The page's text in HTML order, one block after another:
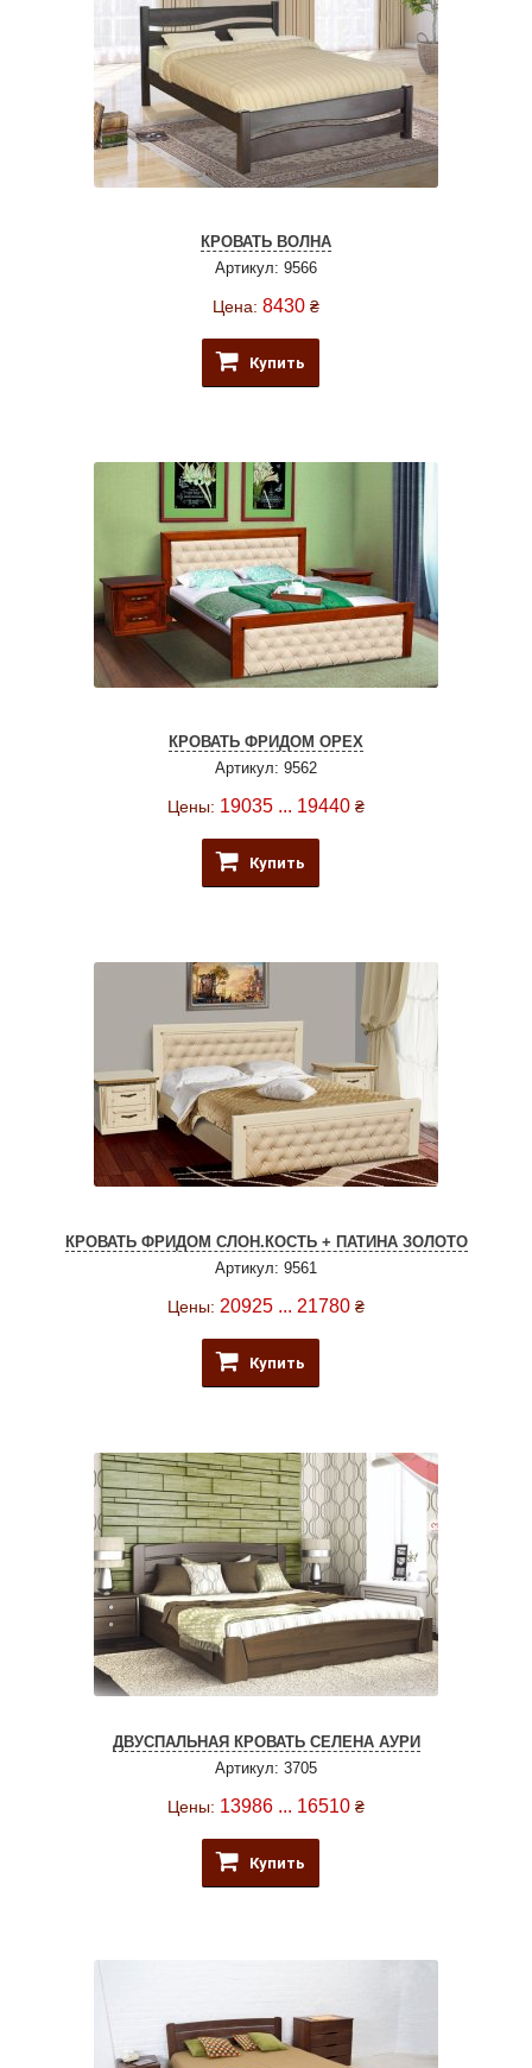
КРОВАТЬ ВОЛНА
Артикул: 9566
Цена: 8430 ₴
Купить
КРОВАТЬ ФРИДОМ ОРЕХ
Артикул: 9562
Цены: 19035 ... 19440 ₴
Купить
КРОВАТЬ ФРИДОМ СЛОН.КОСТЬ + ПАТИНА ЗОЛОТО
Артикул: 9561
Цены: 20925 ... 21780 ₴
Купить
ДВУСПАЛЬНАЯ КРОВАТЬ СЕЛЕНА АУРИ
Артикул: 3705
Цены: 13986 ... 16510 ₴
Купить